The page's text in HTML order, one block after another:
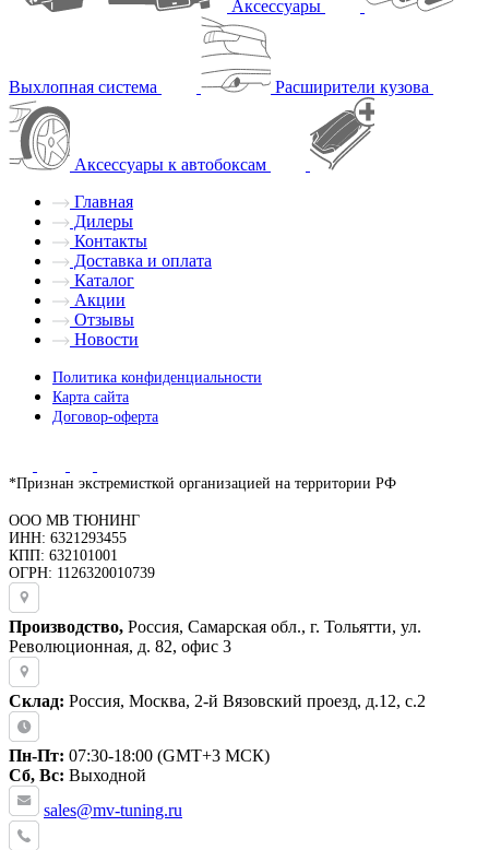
Аксессуары
Выхлопная система Расширители кузова
Аксессуары к автобоксам
Главная
Дилеры
Контакты
Доставка и оплата
Каталог
Акции
Отзывы
Новости
Политика конфиденциальности
Карта сайта
Договор-оферта
*Признан экстремисткой организацией на территории РФ
ООО МВ ТЮНИНГ
ИНН: 6321293455
КПП: 632101001
ОГРН: 1126320010739
Производство, Россия, Самарская обл., г. Тольятти, ул.
Революционная, д. 82, офис 3
Склад: Россия, Москва, 2-й Вязовский проезд, д.12, с.2
Пн-Пт: 07:30-18:00 (GMT+3 МСК)
Сб, Вс: Выходной
sales@mv-tuning.ru